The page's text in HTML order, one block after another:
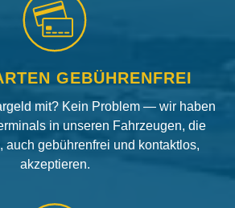
GEBÜHRENFREI
mit? Kein Problem — wir haben
in unseren Fahrzeugen, die
auch gebührenfrei und kontaktlos,
akzeptieren.